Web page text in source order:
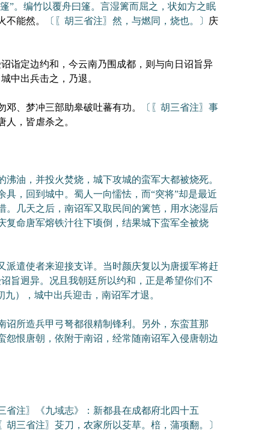
篷”。编竹以覆舟曰篷。言湿篱而屈之，状如方之眠
不能然。 〔〖胡三省注〗然，与燃同，烧也。〕 庆
诣定边约和，今云南乃围成都，则与向日诏旨异
中出兵击之，乃退。
、梦冲三部助皋破吐蕃有功。
〔〖胡三省注〗事
，皆虐杀之。
油，并投火焚烧，城下攻城的蛮军大都被烧死。
，回到城中。蜀人一向懦怯，而“突将”却是最近
几天之后，南诏军又取民间的篱笆，用水浇湿后
复命唐军熔铁汁往下顷倒，结果城下蛮军全被烧
遣使者来迎接支详。当时颜庆复以为唐援军将赶
旨迥异。况且我朝廷所以约和，正是希望你们不
），城中出兵迎击，南诏军才退。
所造兵甲弓弩都很精制锋利。另外，东蛮苴那
恨唐朝，依附于南诏，经常随南诏军入侵唐朝边
省注〗《九域志》：新都县在成都府北四十五
〖胡三省注〗芟刀，农家所以芟草。棓，蒲项翻。〕